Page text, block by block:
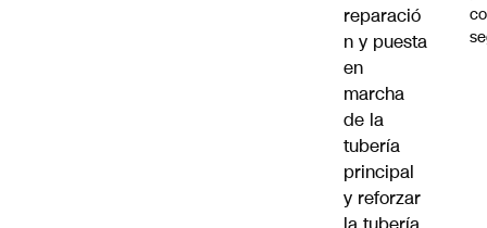
reparació
n y puesta
en
marcha
de la
tubería
principal
y reforzar